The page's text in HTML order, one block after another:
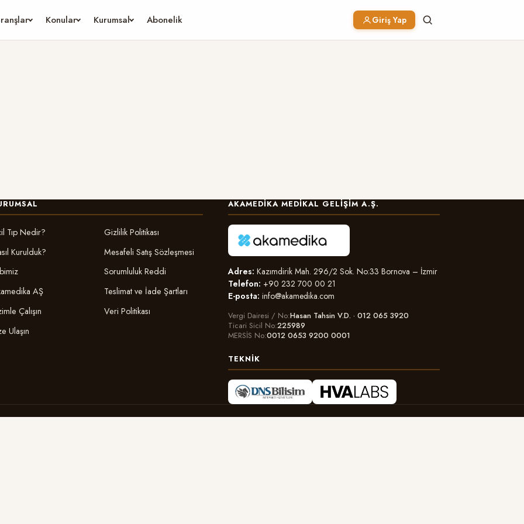
Konular Kurumsal Abonelik Giriş Yap
Tıp Nedir?
Kurulduk?
AŞ
Çalışın
Ulaşın
Gizlilik Politikası
Mesafeli Satış Sözleşmesi
Sorumluluk Reddi
Teslimat ve İade Şartları
Veri Politikası
AKAMEDIKA MEDIKAL GELIŞIM A.Ş.
Adres: Kazımdirik Mah. 296/2 Sok. No:33 Bornova – İzmir
Telefon: +90 232 700 00 21
E-posta: info@akamedika.com
Vergi Dairesi / No Hasan Tahsin V.D. · 012 065 3920
Ticari Sicil No 225989
MERSİS No 0012 0653 9200 0001
TEKNIK